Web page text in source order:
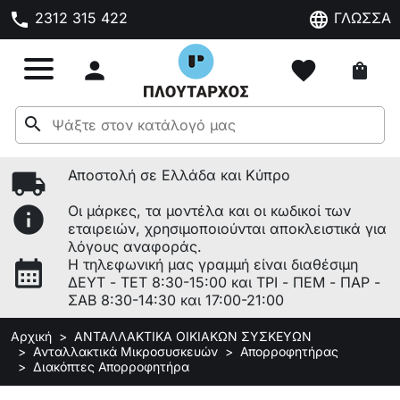
phone 2312 315 422 language ΓΛΩΣΣΑ
 favorite shopping_bag
search
local_shipping Αποστολή σε Ελλάδα και Κύπρο
info
Οι μάρκες, τα μοντέλα και οι κωδικοί των
εταιρειών, χρησιμοποιούνται αποκλειστικά για
λόγους αναφοράς.
calendar_month
Η τηλεφωνική μας γραμμή είναι διαθέσιμη
ΔΕΥΤ - ΤΕΤ 8:30-15:00 και ΤΡΙ - ΠΕΜ - ΠΑΡ -
ΣΑΒ 8:30-14:30 και 17:00-21:00
Αρχική
ΑΝΤΑΛΛΑΚΤΙΚΑ ΟΙΚΙΑΚΩΝ ΣΥΣΚΕΥΩΝ
Ανταλλακτικά Μικροσυσκευών
Απορροφητήρας
Διακόπτες Απορροφητήρα